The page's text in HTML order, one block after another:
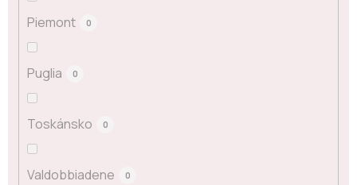
Piemont 0
Puglia 0
Toskánsko 0
Valdobbiadene 0